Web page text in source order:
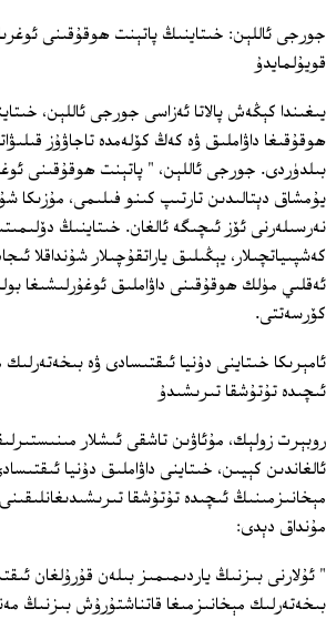
جورجى ئاللېن: خىتاينىڭ پاتېنت ھوقۇقىنى
قويۇلمايدۇ
يىغىندا كېڭەش پالاتا ئەزاسى جورجى ئاللېن،
ھوقۇقىغا داۋاملىق ۋە كەڭ كۆلەمدە تاجاۋۇز
بىلدۈردى. جورجى ئاللېن، " پاتېنت ھوقۇقىنى
يۇمشاق دېتالىدىن تارتىپ كىنو فىلىمى، مۇزىكا
نەرسىلەرنى ئۆز ئىچىگە ئالغان. خىتاينىڭ
كەشپىياتچىلار، يېڭىلىق ياراتقۇچىلار شۇنداقلا
ئەقلىي مۈلك ھوقۇقىنى داۋاملىق ئوغۇرلىشىغا
كۆرسەتتى.
ئامېرىكا خىتاينى دۇنيا ئىقتىسادى ۋە
ئىچىدە تۇتۇشقا تىرىشىدۇ
روبېرت زولېك، مۇئاۋىن تاشقى ئىشلار
ئالغاندىن كېيىن، خىتاينى داۋاملىق دۇنيا
مېخانىزمىنىڭ ئىچىدە تۇتۇشقا
مۇنداق دېدى:
" ئۇلارنى بىزنىڭ ياردىمىمىز بىلەن قۇرۇلغان
بىخەتەرلىك مېخانىزمىغا قاتناشتۇرۇش بىزنىڭ